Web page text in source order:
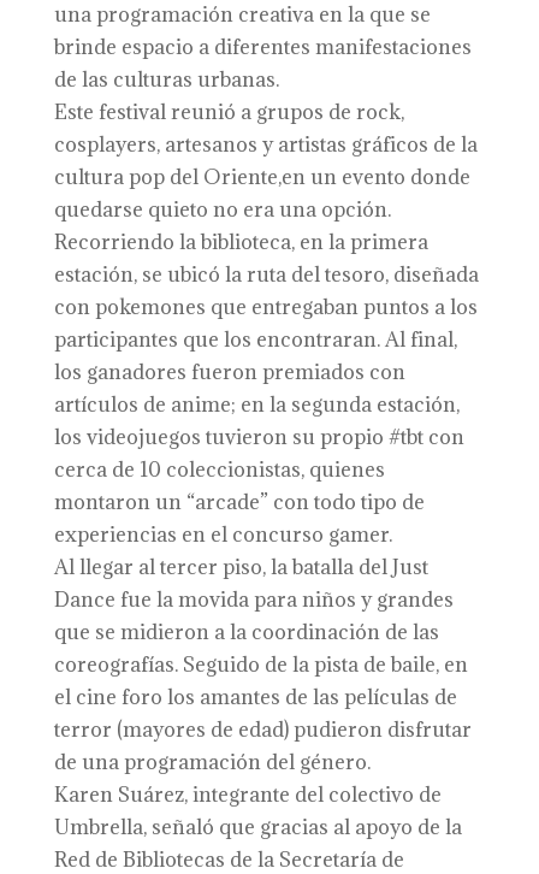
una programación creativa en la que se
brinde espacio a diferentes manifestaciones
de las culturas urbanas.
Este festival reunió a grupos de rock,
cosplayers, artesanos y artistas gráficos de la
cultura pop del Oriente,en un evento donde
quedarse quieto no era una opción.
Recorriendo la biblioteca, en la primera
estación, se ubicó la ruta del tesoro, diseñada
con pokemones que entregaban puntos a los
participantes que los encontraran. Al final,
los ganadores fueron premiados con
artículos de anime; en la segunda estación,
los videojuegos tuvieron su propio #tbt con
cerca de 10 coleccionistas, quienes
montaron un “arcade” con todo tipo de
experiencias en el concurso gamer.
Al llegar al tercer piso, la batalla del Just
Dance fue la movida para niños y grandes
que se midieron a la coordinación de las
coreografías. Seguido de la pista de baile, en
el cine foro los amantes de las películas de
terror (mayores de edad) pudieron disfrutar
de una programación del género.
Karen Suárez, integrante del colectivo de
Umbrella, señaló que gracias al apoyo de la
Red de Bibliotecas de la Secretaría de